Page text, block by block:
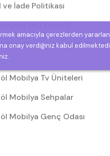
İade Politikası
Verilerin Korunması (KVKK)
Mobilya Tv Üniteleri
Mobilya Sehpalar
Mobilya Genç Odası
amacıyla çerezlerden
onay verdiğiniz kabul